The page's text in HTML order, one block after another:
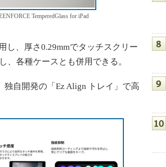
TemperedGlass for iPad
、厚さ0.29mmでタッチスクリー
、各種ケースとも併用できる。
自開発の「Ez Align トレイ」で高